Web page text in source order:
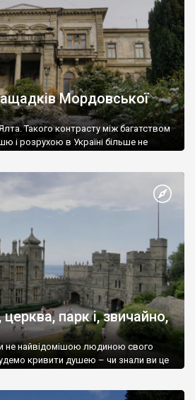
Мордовської
Такого контрасту між багатством
і розрухою в Україні більше не
парк і, звичайно,
не найвідомішою людиною свого
кривити душею – чи знали ви це